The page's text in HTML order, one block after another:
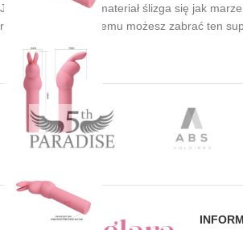
Jedwabiście gładki materiał ślizga się jak
rozmiarze, dzięki czemu możesz zabrać ten